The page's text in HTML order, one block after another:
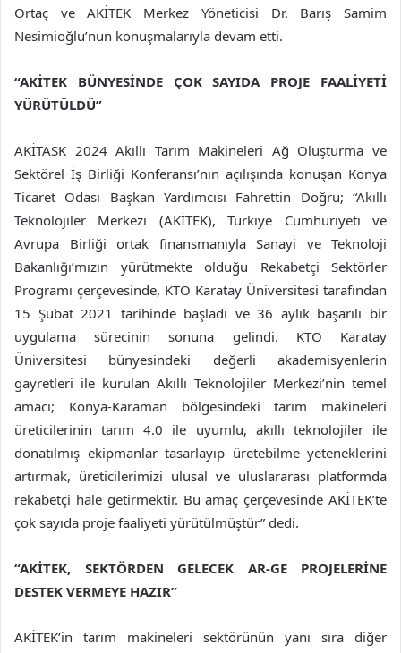
Ortaç ve AKİTEK Merkez Yöneticisi Dr. Barış Samim
Nesimioğlu’nun konuşmalarıyla devam etti.
“AKİTEK BÜNYESİNDE ÇOK SAYIDA PROJE FAALİYETİ
YÜRÜTÜLDÜ”
AKİTASK 2024 Akıllı Tarım Makineleri Ağ Oluşturma ve
Sektörel İş Birliği Konferansı’nın açılışında konuşan Konya
Ticaret Odası Başkan Yardımcısı Fahrettin Doğru; “Akıllı
Teknolojiler Merkezi (AKİTEK), Türkiye Cumhuriyeti ve
Avrupa Birliği ortak finansmanıyla Sanayi ve Teknoloji
Bakanlığı’mızın yürütmekte olduğu Rekabetçi Sektörler
Programı çerçevesinde, KTO Karatay Üniversitesi tarafından
15 Şubat 2021 tarihinde başladı ve 36 aylık başarılı bir
uygulama sürecinin sonuna gelindi. KTO Karatay
Üniversitesi bünyesindeki değerli akademisyenlerin
gayretleri ile kurulan Akıllı Teknolojiler Merkezi’nin temel
amacı; Konya-Karaman bölgesindeki tarım makineleri
üreticilerinin tarım 4.0 ile uyumlu, akıllı teknolojiler ile
donatılmış ekipmanlar tasarlayıp üretebilme yeteneklerini
artırmak, üreticilerimizi ulusal ve uluslararası platformda
rekabetçi hale getirmektir. Bu amaç çerçevesinde AKİTEK’te
çok sayıda proje faaliyeti yürütülmüştür” dedi.
“AKİTEK, SEKTÖRDEN GELECEK AR-GE PROJELERİNE
DESTEK VERMEYE HAZIR”
AKİTEK’in tarım makineleri sektörünün yanı sıra diğer